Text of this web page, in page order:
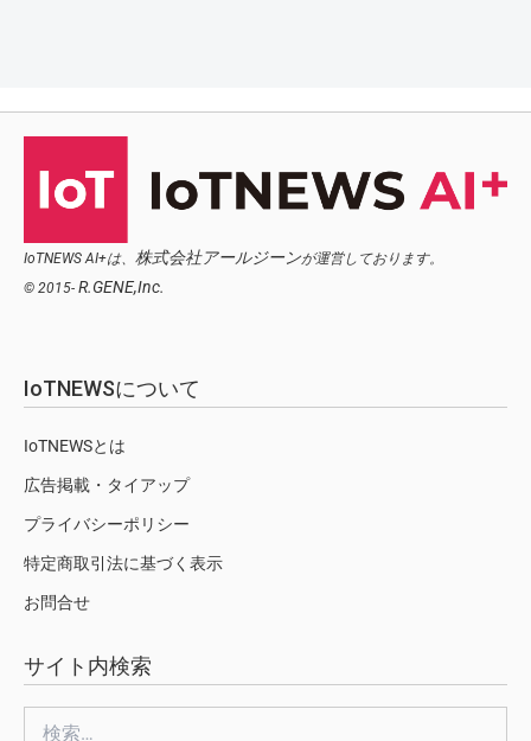
IoTNEWS AI+は、 株式会社アールジーンが運営しております。
© 2015- R.GENE,Inc.
IoTNEWSについて
IoTNEWSとは
広告掲載・タイアップ
プライバシーポリシー
特定商取引法に基づく表示
お問合せ
サイト内検索